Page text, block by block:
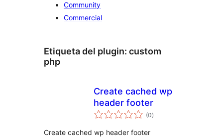
Community
Commercial
Etiqueta del plugin: custom
php
Create cached wp
header footer
(0total
de
)
Create cached wp header footer